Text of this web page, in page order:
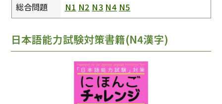
総合問題
N1 N2 N3 N4 N5
日本語能力試験対策書籍(N4漢字)